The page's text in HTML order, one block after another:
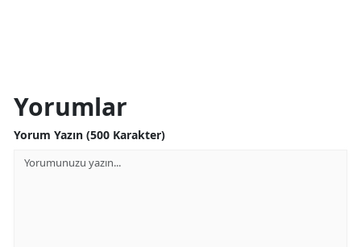
Yorumlar
Yorum Yazın (500 Karakter)